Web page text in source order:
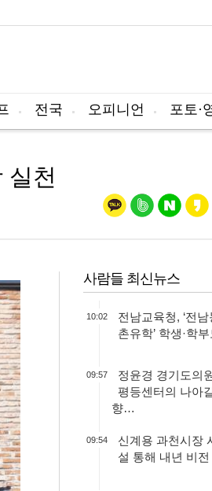
전국 오피니언 포토·
실천
사람들 최신뉴스
10:02
전남교육청, ‘전남
촌유학’ 학생·학
09:57
정윤경 경기도의
평등센터의 나아
향…
09:54
신계용 과천시장
설 통해 내년 비전